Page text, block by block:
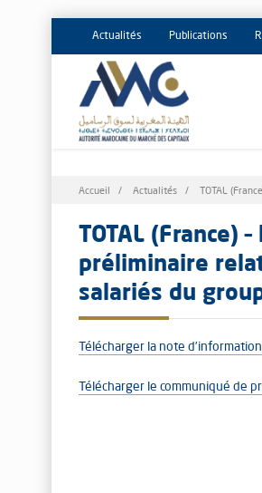
Actualités Publications
Fil
Accueil Actualités TOTAL
TOTAL (France)
préliminaire
salariés du
Télécharger la note d’information
Télécharger le communiqué de